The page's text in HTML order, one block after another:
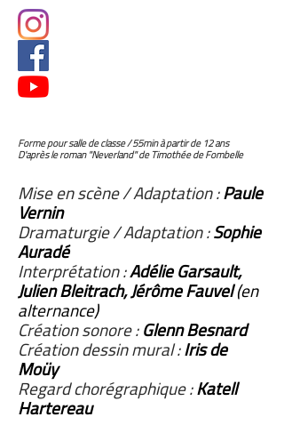
Forme pour salle de classe / 55min à partir de 12 ans
D'après le roman "Neverland" de Timothée de Fombelle
Mise en scène / Adaptation :Paule
Vernin
Dramaturgie / Adaptation :Sophie
Auradé
Interprétation :Adélie Garsault,
Julien Bleitrach, Jérôme Fauvel(en
alternance)
Création sonore :Glenn Besnard
Création dessin mural :Iris de
Moüy
Regard chorégraphique :Katell
Hartereau